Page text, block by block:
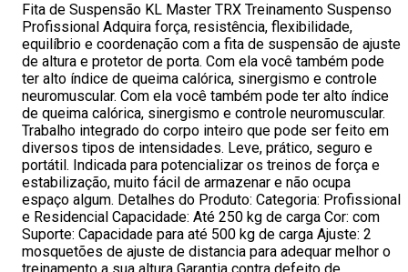
Fita de Suspensão KL Master TRX Treinamento Suspenso
Profissional Adquira força, resistência, flexibilidade,
equilíbrio e coordenação com a fita de suspensão de ajuste
de altura e protetor de porta. Com ela você também pode
ter alto índice de queima calórica, sinergismo e controle
neuromuscular. Com ela você também pode ter alto índice
de queima calórica, sinergismo e controle neuromuscular.
Trabalho integrado do corpo inteiro que pode ser feito em
diversos tipos de intensidades. Leve, prático, seguro e
portátil. Indicada para potencializar os treinos de força e
estabilização, muito fácil de armazenar e não ocupa
espaço algum. Detalhes do Produto: Categoria: Profissional
e Residencial Capacidade: Até 250 kg de carga Cor: com
Suporte: Capacidade para até 500 kg de carga Ajuste: 2
mosquetões de ajuste de distancia para adequar melhor o